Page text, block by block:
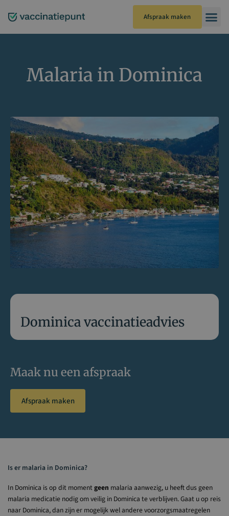
naar
Afspraak maken
Malaria in Dominica
Dominica vaccinatieadvies
Maak nu een afspraak
Afspraak maken
Is er malaria in Dominica?
In Dominica is op dit momentgeen malaria aanwezig, u heeft dus geen
malaria medicatie nodig om veilig in Dominica te verblijven. Gaat u op reis
naar Dominica, dan zijn er mogelijk wel andere voorzorgsmaatregelen